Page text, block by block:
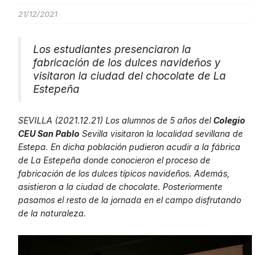
21/12/2021
Los estudiantes presenciaron la
fabricación de los dulces navideños y
visitaron la ciudad del chocolate de La
Estepeña
SEVILLA (2021.12.21) Los alumnos de 5 años delColegio
CEU San Pablo Sevilla visitaron la localidad sevillana de
Estepa. En dicha población pudieron acudir a la fábrica
de La Estepeña donde conocieron el proceso de
fabricación de los dulces típicos navideños. Además,
asistieron a la ciudad de chocolate. Posteriormente
pasamos el resto de la jornada en el campo disfrutando
de la naturaleza.